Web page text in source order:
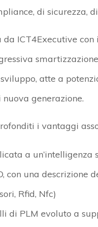
di sicurezza,
da ICT4Executive
atte a
generazione.
i vantaggi
a
con una descrizione
Rfid, Nfc)
di PLM evoluto a